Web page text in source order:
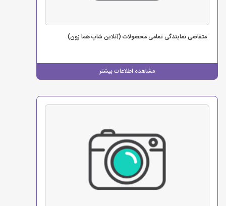
مشاهده اطلاعات بیشتر
متقاضی نمایندگی تمامی محصولات (آنلاین شاپ هما زون)